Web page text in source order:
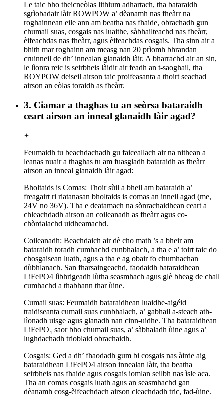
Le taic bho theicneòlas lithium adhartach, tha bataraidh
sgrìobadair làir ROWPOW a’ dèanamh nas fheàrr na
roghainnean eile ann am beatha nas fhaide, obrachadh gun
chumail suas, cosgais nas luaithe, sàbhailteachd nas fheàrr,
èifeachdas nas fheàrr, agus èifeachdas cosgais. Tha sinn air a
bhith mar roghainn am measg nan 20 prìomh bhrandan
cruinneil de dh’ innealan glanaidh làir. A bharrachd air an sin,
le lìonra reic is seirbheis làidir air feadh an t-saoghail, tha
ROYPOW deiseil airson taic proifeasanta a thoirt seachad
airson an eòlas toraidh as fheàrr.
3. Ciamar a thaghas tu an seòrsa bataraidh
ceart airson an inneal glanaidh làir agad?
+
Feumaidh tu beachdachadh gu faiceallach air na nithean a
leanas nuair a thaghas tu am fuasgladh bataraidh as fheàrr
airson an inneal glanaidh làir agad:
Bholtaids is Comas: Thoir sùil a bheil am bataraidh a’
freagairt ri riatanasan bholtaids is comas an inneil agad (me,
24V no 36V). Tha e deatamach na sònrachaidhean ceart a
chleachdadh airson an coileanadh as fheàrr agus co-
chòrdalachd uidheamachd.
Coileanadh: Beachdaich air dè cho math ’s a bheir am
bataraidh toradh cumhachd cunbhalach, a tha e a’ toirt taic do
chosgaisean luath, agus a tha e ag obair fo chumhachan
dùbhlanach. San fharsaingeachd, faodaidh bataraidhean
LiFePO4 lìbhrigeadh lùtha seasmhach agus glè bheag de chall
cumhachd a thabhann thar ùine.
Cumail suas: Feumaidh bataraidhean luaidhe-aigéid
traidiseanta cumail suas cunbhalach, a’ gabhail a-steach ath-
lìonadh uisge agus glanadh nan cinn-uidhe. Tha bataraidhean
LiFePO₄ saor bho chumail suas, a’ sàbhaladh ùine agus a’
lughdachadh trioblaid obrachaidh.
Cosgais: Ged a dh’ fhaodadh gum bi cosgais nas àirde aig
bataraidhean LiFePO4 airson innealan làir, tha beatha
seirbheis nas fhaide agus cosgais iomlan seilbh nas ìsle aca.
Tha an comas cosgais luath agus an seasmhachd gan
dèanamh cosg-èifeachdach airson cleachdadh tric, fad-ùine.